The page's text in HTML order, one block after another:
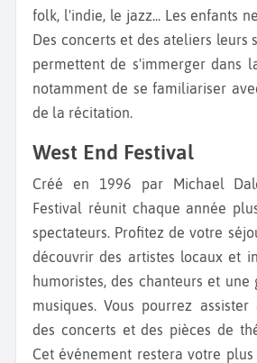
folk, l'indie, le jazz... Les enfants
Des concerts et des ateliers leurs
permettent de s'immerger dans
notamment de se familiariser
de la récitation.
West End Festival
Créé en 1996 par Michael Dalee, le West End
Festival réunit chaque année
spectateurs. Profitez de votre
découvrir des artistes locaux et
humoristes, des chanteurs et
musiques. Vous pourrez assister
des concerts et des pièces de
Cet événement restera votre